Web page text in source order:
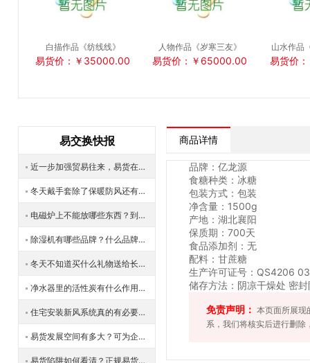
白描作品《纺线线》
易货价：￥35000.00
人物作品《岁寒三友》
易货价：￥65000.00
山水作品
易货价
商品详情
品牌：亿龙源
食糖种类：冰糖
包装方式：包装
净含量：1500g
产地：湖北襄阳
保质期：700天
食品添加剂：无
配料：甘蔗糖
生产许可证号：QS4206
储存方法：阴凉干燥处 密
免责声明： 本页面所展现
系，我们将核实后进行删
易交换快报
近一步加强贸易往来，易货在欧洲六国正式启动程序
冬天戴手套除了保暖防风还有哪些作用？
电磁炉上不能放哪些东西？到底什么东西这么危险？
除湿机有哪些品牌？什么品牌的除湿机较为好一点？
冬天不知道买什么礼物送给长辈？电动**洗脚盆怎么样？
净水器里的活性炭有什么作用？长期使用净水器需要定期更换活性炭吗？易货平台能换取活性炭吗？
住宅安装新风系统真的有必要吗？新风系统可分为几类？
易货发展空间有多大？可为企业提供哪些资源？
易货陷阱如何看清？正规易货平台如何保障消费者权力？